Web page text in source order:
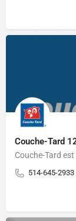
Couche-Tard
514-645-2933